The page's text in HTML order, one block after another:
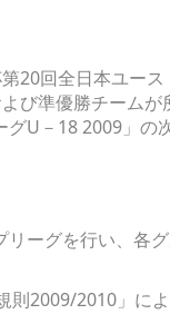
20回全日本ユー
び準優勝チーム
U－18 2009」の
ーグを行い、各
2009/2010」によ